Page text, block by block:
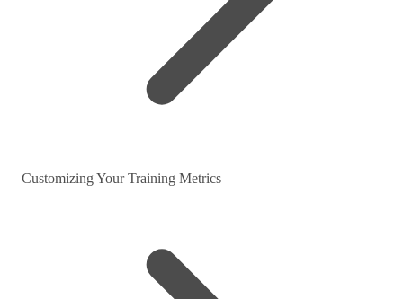
Customizing Your Training Metrics